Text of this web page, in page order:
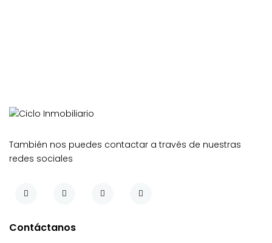
También nos puedes contactar a través de nuestras
redes sociales
Contáctanos